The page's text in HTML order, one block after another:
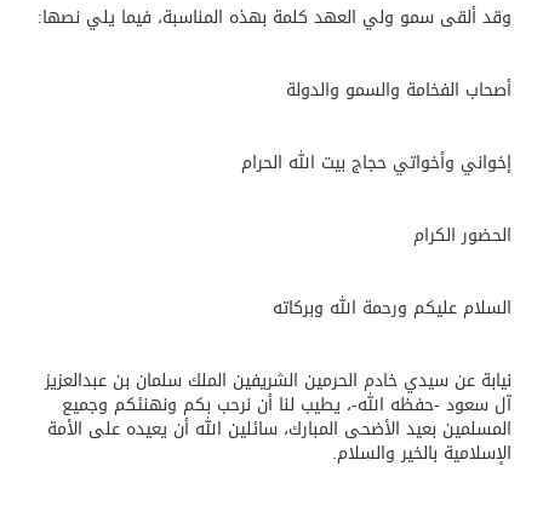
وقد ألقى سمو ولي العهد كلمة بهذه المناسبة، فيما يلي نصها:
أصحاب الفخامة والسمو والدولة
إخواني وأخواتي حجاج بيت الله الحرام
الحضور الكرام
السلام عليكم ورحمة الله وبركاته
نيابة عن سيدي خادم الحرمين الشريفين الملك سلمان بن عبدالعزيز
آل سعود -حفظه الله-، يطيب لنا أن نرحب بكم ونهنئكم وجميع
المسلمين بعيد الأضحى المبارك، سائلين الله أن يعيده على الأمة
الإسلامية بالخير والسلام.